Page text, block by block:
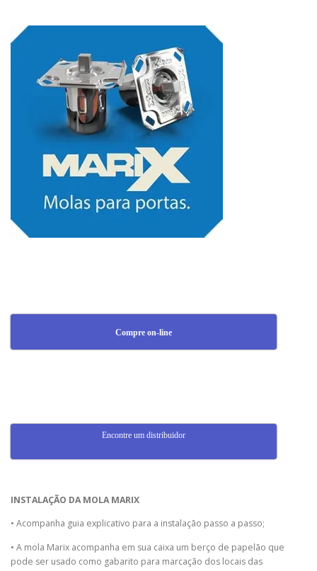
Compre on-line
Encontre um distribuidor
INSTALAÇÃO DA MOLA MARIX
• Acompanha guia explicativo para a instalação passo a passo;
• A mola Marix acompanha em sua caixa um berço de papelão que
pode ser usado como gabarito para marcação dos locais das